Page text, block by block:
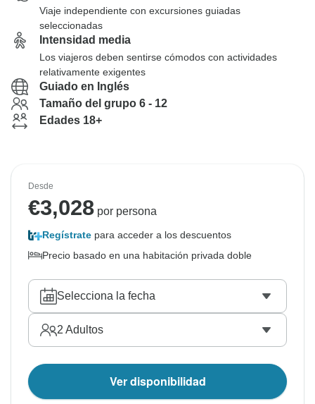
Viaje independiente con excursiones guiadas
seleccionadas
Intensidad media
Los viajeros deben sentirse cómodos con actividades
relativamente exigentes
Guiado en Inglés
Tamaño del grupo 6 - 12
Edades 18+
Desde
€3,028 por persona
Regístrate para acceder a los descuentos
Precio basado en una habitación privada doble
Selecciona la fecha
2 Adultos
Ver disponibilidad